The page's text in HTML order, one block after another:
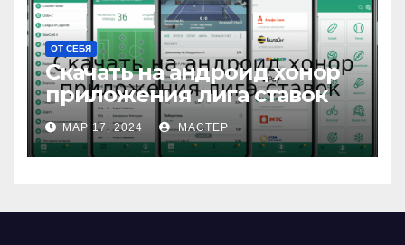
ОТ СЕБЯ
Скачать на андроид хонор
приложения лига ставок
МАР 17, 2024 МАСТЕР